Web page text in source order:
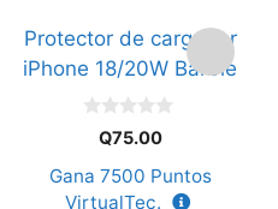
Protector de cargador
iPhone 18/20W Barbie
5
Q75.00
Gana 7500 Puntos
VirtualTec.